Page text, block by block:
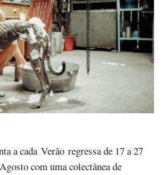
a cada Verão regressa de 17 a 27
com uma colectânea de